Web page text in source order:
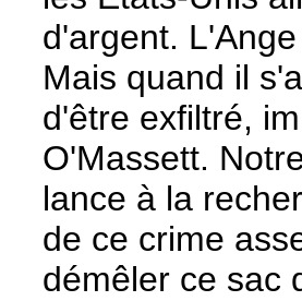
d'argent.
Mais quand il
d'être exfiltré,
O'Massett.
lance à la
de ce crime
démêler ce sac